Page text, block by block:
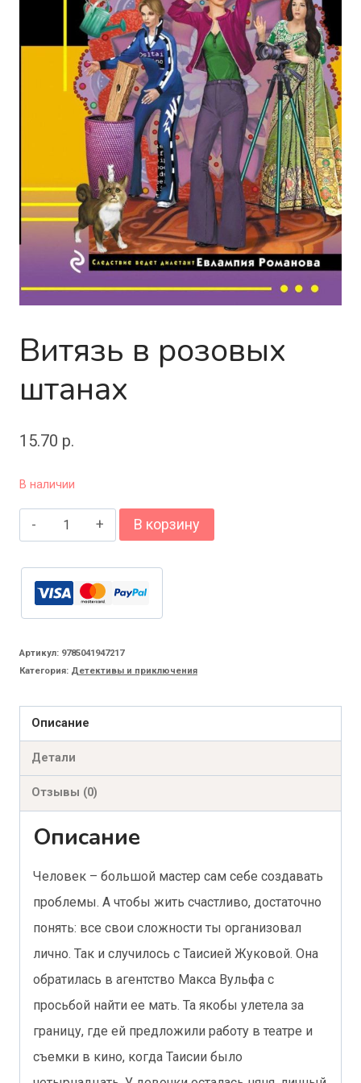
Витязь в розовых
штанах
15.70 р.
В наличии
Количество
товара
Витязь
в
розовых
штанах
В корзину
Артикул: 9785041947217
Категория: Детективы и приключения
Описание
Детали
Отзывы (0)
Описание
Человек – большой мастер сам себе создавать
проблемы. А чтобы жить счастливо, достаточно
понять: все свои сложности ты организовал
лично. Так и случилось с Таисией Жуковой. Она
обратилась в агентство Макса Вульфа с
просьбой найти ее мать. Та якобы улетела за
границу, где ей предложили работу в театре и
съемки в кино, когда Таисии было